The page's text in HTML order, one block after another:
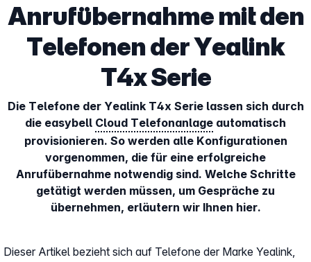
Anrufübernahme mit den
Telefonen der Yealink
T4x Serie
Die Telefone der Yealink T4x Serie lassen sich durch
die easybell Cloud Telefonanlage automatisch
provisionieren. So werden alle Konfigurationen
vorgenommen, die für eine erfolgreiche
Anrufübernahme notwendig sind. Welche Schritte
getätigt werden müssen, um Gespräche zu
übernehmen, erläutern wir Ihnen hier.
Dieser Artikel bezieht sich auf Telefone der Marke Yealink,